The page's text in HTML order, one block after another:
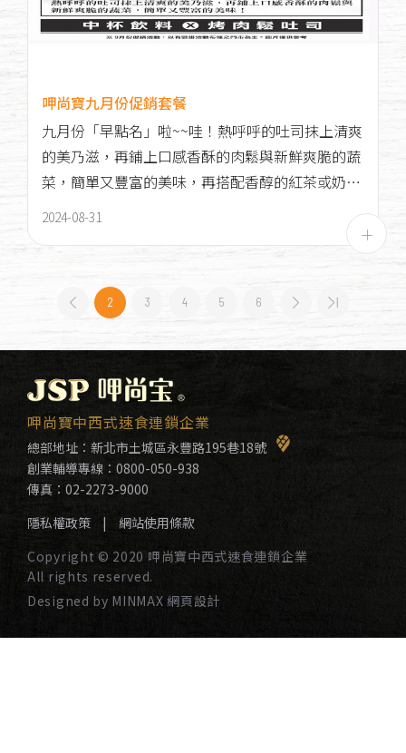
呷尚寶九月份促銷套餐
九月份「早點名」啦~~哇！熱呼呼的吐司抹上清爽
的美乃滋，再鋪上口感香酥的肉鬆與新鮮爽脆的蔬
菜，簡單又豐富的美味，再搭配香醇的紅茶或奶
茶，給您一天滿滿的元氣喔！
2024-08-31
2 3 4 5 6
呷尚寶中西式速食連鎖企業
總部地址： 新北市土城區永豐路195巷18號
創業輔導專線： 0800-050-938
傳真：02-2273-9000
隱私權政策
|
網站使用條款
Copyright © 2020 呷尚寶中西式速食連鎖企業
All rights reserved.
Designed by MINMAX 網頁設計